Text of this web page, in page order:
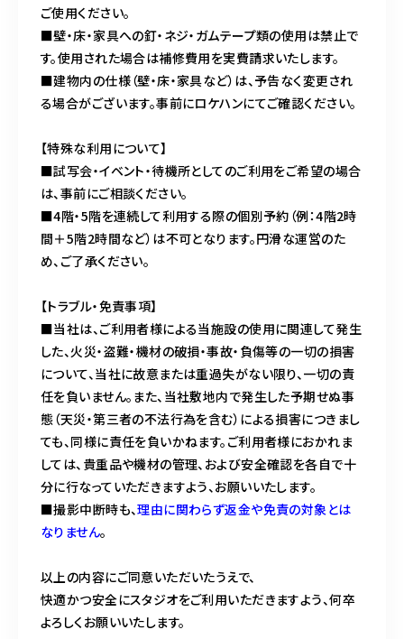
ご使用ください。
■壁・床・家具への釘・ネジ・ガムテープ類の使用は禁止で
す。使用された場合は補修費用を実費請求いたします。
■建物内の仕様（壁・床・家具など）は、予告なく変更され
る場合がございます。事前にロケハンにてご確認ください。
【特殊な利用について】
■試写会・イベント・待機所としてのご利用をご希望の場合
は、事前にご相談ください。
■4階・5階を連続して利用する際の個別予約（例：4階2時
間＋5階2時間など）は不可となります。円滑な運営のた
め、ご了承ください。
【トラブル・免責事項】
■当社は、ご利用者様による当施設の使用に関連して発生
した、火災・盗難・機材の破損・事故・負傷等の一切の損害
について、当社に故意または重過失がない限り、一切の責
任を負いません。また、当社敷地内で発生した予期せぬ事
態（天災・第三者の不法行為を含む）による損害につきまし
ても、同様に責任を負いかねます。ご利用者様におかれま
しては、貴重品や機材の管理、および安全確認を各自で十
分に行なっていただきますよう、お願いいたします。
■撮影中断時も、理由に関わらず返金や免責の対象とは
なりません。
以上の内容にご同意いただいたうえで、
快適かつ安全にスタジオをご利用いただきますよう、何卒
よろしくお願いいたします。